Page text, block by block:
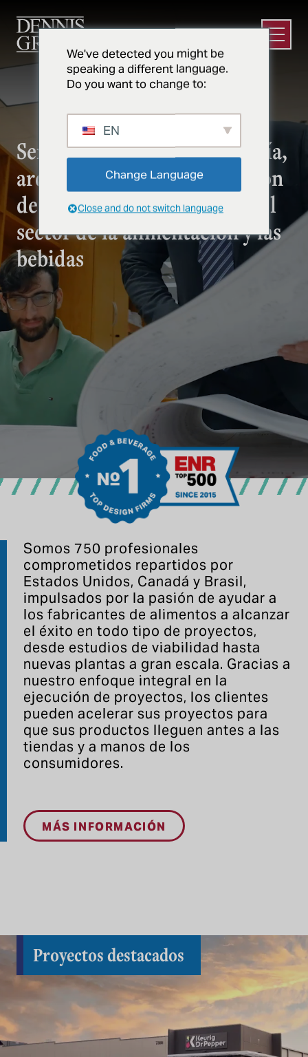
Abrir el
Servicios de diseño ingeniería,
arquitectónico y construcción
de confianza y probados en el
sector de la alimentación y las
bebidas
Somos 750 profesionales
comprometidos repartidos por
Estados Unidos, Canadá y Brasil,
impulsados por la pasión de ayudar a
los fabricantes de alimentos a alcanzar
el éxito en todo tipo de proyectos,
desde estudios de viabilidad hasta
nuevas plantas a gran escala. Gracias a
nuestro enfoque integral en la
ejecución de proyectos, los clientes
pueden acelerar sus proyectos para
que sus productos lleguen antes a las
tiendas y a manos de los
consumidores.
MÁS INFORMACIÓN
Proyectos destacados
We've detected you might be
speaking a different language.
Do you want to change to:
EN
Change Language
Close and do not switch language